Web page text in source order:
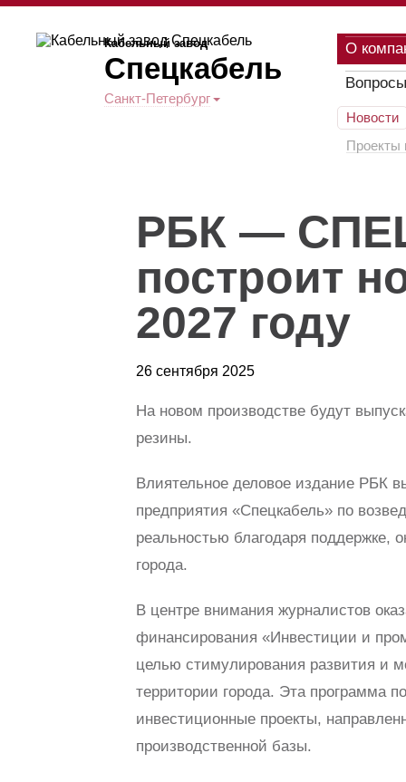
Кабельный завод
Спецкабель
Санкт-Петербург
О
Новости
Проекты
РБК —
построит
2027 году
26 сентября 2025
На новом производстве будут
резины.
Влиятельное деловое издание РБК
предприятия «Спецкабель» по
реальностью благодаря
города.
В центре внимания журналистов
финансирования «Инвестиции и
целью стимулирования развития и
территории города. Эта программа
инвестиционные проекты,
производственной базы.